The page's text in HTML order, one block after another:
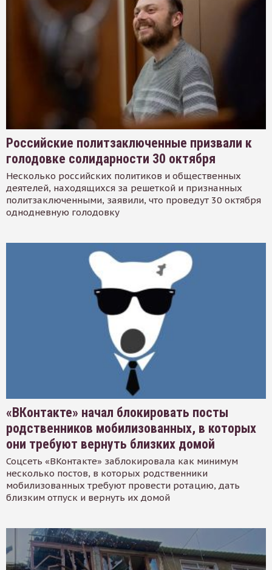
Российские политзаключенные призвали к
голодовке солидарности 30 октября
Несколько российских политиков и общественных
деятелей, находящихся за решеткой и признанных
политзаключенными, заявили, что проведут 30 октября
однодневную голодовку
«ВКонтакте» начал блокировать посты
родственников мобилизованных, в которых
они требуют вернуть близких домой
Соцсеть «ВКонтакте» заблокировала как минимум
несколько постов, в которых родственники
мобилизованных требуют провести ротацию, дать
близким отпуск и вернуть их домой